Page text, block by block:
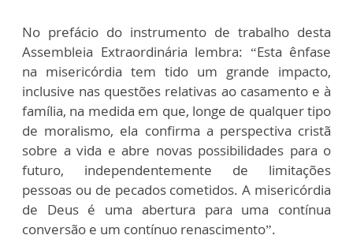
No prefácio do instrumento de trabalho desta
Assembleia Extraordinária lembra: “Esta ênfase
na misericórdia tem tido um grande impacto,
inclusive nas questões relativas ao casamento e à
família, na medida em que, longe de qualquer tipo
de moralismo, ela confirma a perspectiva cristã
sobre a vida e abre novas possibilidades para o
futuro, independentemente de limitações
pessoas ou de pecados cometidos. A misericórdia
de Deus é uma abertura para uma contínua
conversão e um contínuo renascimento”.